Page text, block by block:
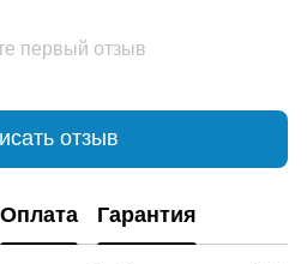
первый отзыв
отзыв
Оплата Гарантия